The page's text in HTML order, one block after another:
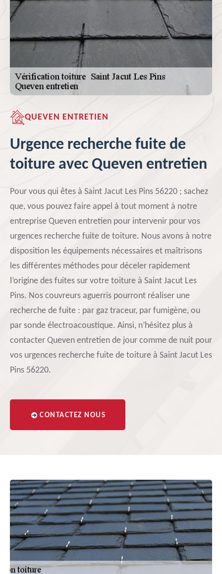
QUEVEN ENTRETIEN
Urgence recherche fuite de
toiture avec Queven entretien
Pour vous qui êtes à Saint Jacut Les Pins 56220 ; sachez
que, vous pouvez faire appel à tout moment à notre
entreprise Queven entretien pour intervenir pour vos
urgences recherche fuite de toiture. Nous avons à notre
disposition les équipements nécessaires et maîtrisons
les différentes méthodes pour déceler rapidement
l’origine des fuites sur votre toiture à Saint Jacut Les
Pins. Nos couvreurs aguerris pourront réaliser une
recherche de fuite : par gaz traceur, par fumigène, ou
par sonde électroacoustique. Ainsi, n’hésitez plus à
contacter Queven entretien de jour comme de nuit pour
vos urgences recherche fuite de toiture à Saint Jacut Les
Pins 56220.
CONTACTEZ NOUS